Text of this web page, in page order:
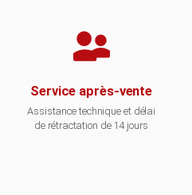
Service après-vente
Assistance technique et délai
de rétractation de 14 jours